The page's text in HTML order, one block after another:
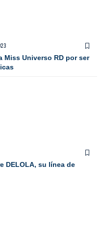
Miss Universo RD por ser
DELOLA, su línea de